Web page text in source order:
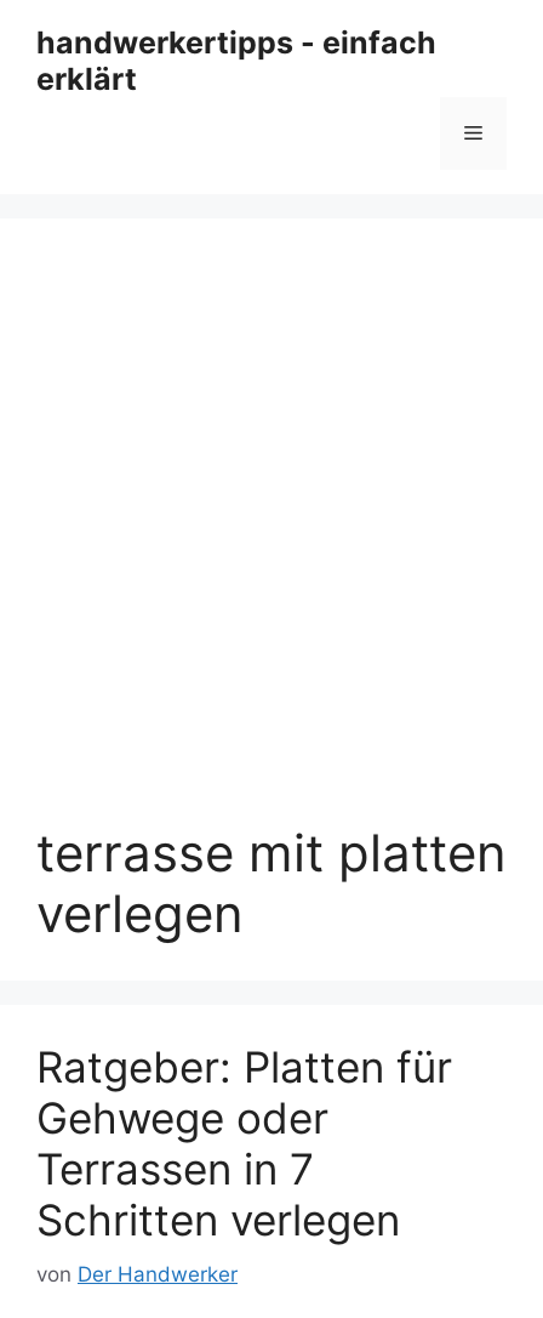
Inhalt
springen
handwerkertipps - einfach
erklärt
Menü
terrasse mit platten
verlegen
Ratgeber: Platten für
Gehwege oder
Terrassen in 7
Schritten verlegen
von Der Handwerker